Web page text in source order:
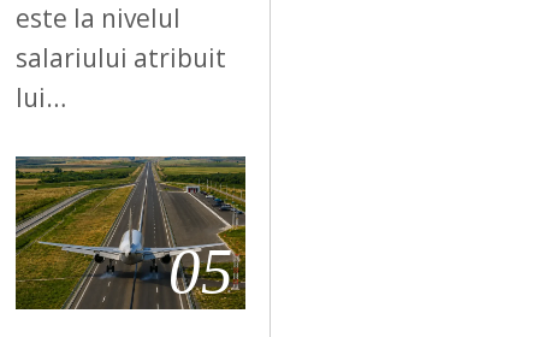
este la nivelul
salariului atribuit
lui…
05